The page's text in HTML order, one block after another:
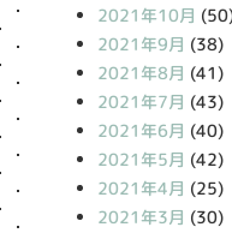
2021年10月
2021年9月 (38)
2021年8月 (41)
2021年7月 (43)
2021年6月 (40)
2021年5月 (42)
2021年4月 (25)
2021年3月 (30)